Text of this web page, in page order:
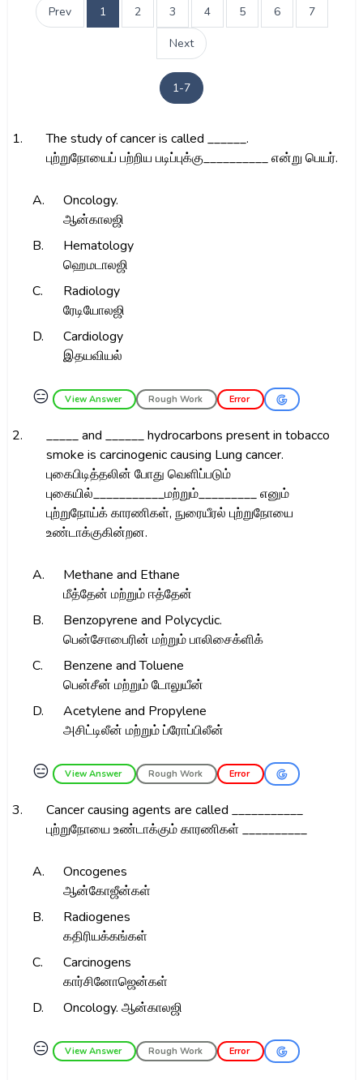
Prev 1 2 3 4 5 6 7
Next
1-7
1.
The study of cancer is called ______.
புற்றுநோயைப் பற்றிய படிப்புக்கு__________ என்று பெயர்.
A.
Oncology.
ஆன்காலஜி
B.
Hematology
ஹெமடாலஜி
C.
Radiology
ரேடியோலஜி
D.
Cardiology
இதயவியல்
😑 View Answer Rough Work Error
2.
_____ and ______ hydrocarbons present in tobacco
smoke is carcinogenic causing Lung cancer.
புகைபிடித்தலின் போது வெளிப்படும்
புகையில்___________மற்றும்_________ எனும்
புற்றுநோய்க் காரணிகள், நுரையீரல் புற்றுநோயை
உண்டாக்குகின்றன.
A.
Methane and Ethane
மீத்தேன் மற்றும் ஈத்தேன்
B.
Benzopyrene and Polycyclic.
பென்சோபைரின் மற்றும் பாலிசைக்ளிக்
C.
Benzene and Toluene
பென்சீன் மற்றும் டோலுயீன்
D.
Acetylene and Propylene
அசிட்டிலீன் மற்றும் ப்ரோப்பிலீன்
😑 View Answer Rough Work Error
3.
Cancer causing agents are called ___________
புற்றுநோயை உண்டாக்கும் காரணிகள் __________
A.
Oncogenes
ஆன்கோஜீன்கள்
B.
Radiogenes
கதிரியக்கங்கள்
C.
Carcinogens
கார்சினோஜென்கள்
D.
Oncology. ஆன்காலஜி
😑 View Answer Rough Work Error